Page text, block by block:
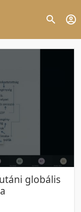
utáni globális